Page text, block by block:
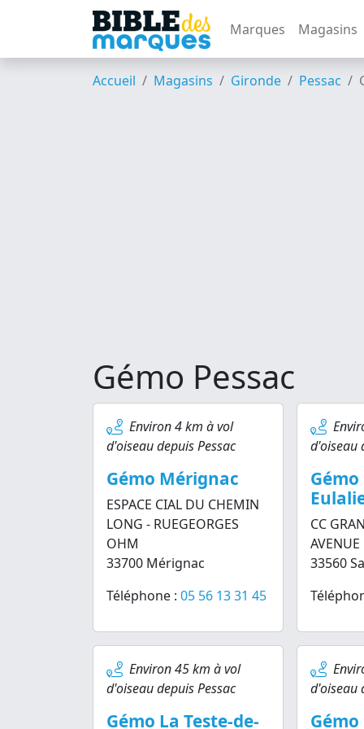
Marques Magasins
Accueil Magasins Gironde Pessac
Gémo Pessac
Environ 4 km à vol
d'oiseau depuis Pessac
Gémo Mérignac
ESPACE CIAL DU CHEMIN
LONG - RUEGEORGES
OHM
33700 Mérignac
Téléphone : 05 56 13 31 45
d'oiseau
CC
33560
Environ 45 km à vol
d'oiseau depuis Pessac
Gémo La Teste-de-
d'oiseau